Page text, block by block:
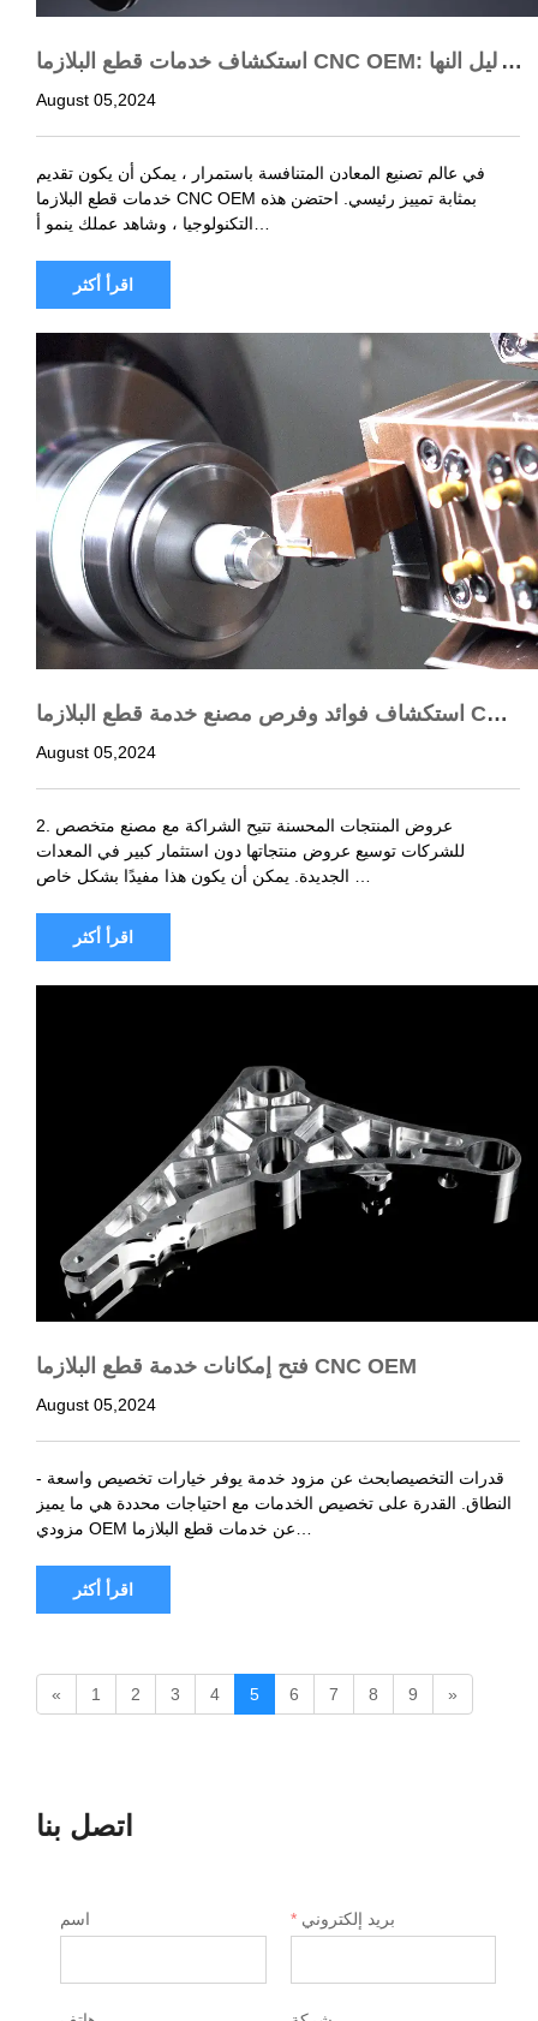
استكشاف خدمات قطع البلازما CNC OEM: الدليل النها
ئي للبائعين
August 05,2024
في عالم تصنيع المعادن المتنافسة باستمرار ، يمكن أن يكون تقديم
خدمات قطع البلازما CNC OEM بمثابة تمييز رئيسي. احتضن هذه
اقرأ أكثر
استكشاف فوائد وفرص مصنع خدمة قطع البلازما CNC
OEM
August 05,2024
2. عروض المنتجات المحسنة تتيح الشراكة مع مصنع متخصص
للشركات توسيع عروض منتجاتها دون استثمار كبير في المعدات
اقرأ أكثر
فتح إمكانات خدمة قطع البلازما CNC OEM
August 05,2024
- قدرات التخصيصابحث عن مزود خدمة يوفر خيارات تخصيص واسعة
النطاق. القدرة على تخصيص الخدمات مع احتياجات محددة هي ما يميز
اقرأ أكثر
« 1 2 3 4 5 6 7 8 9 »
اتصل بنا
اسم * بريد إلكتروني